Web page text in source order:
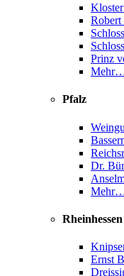
Robert
Prinz
Pfalz
Dr.
Rheinhessen
Ernst